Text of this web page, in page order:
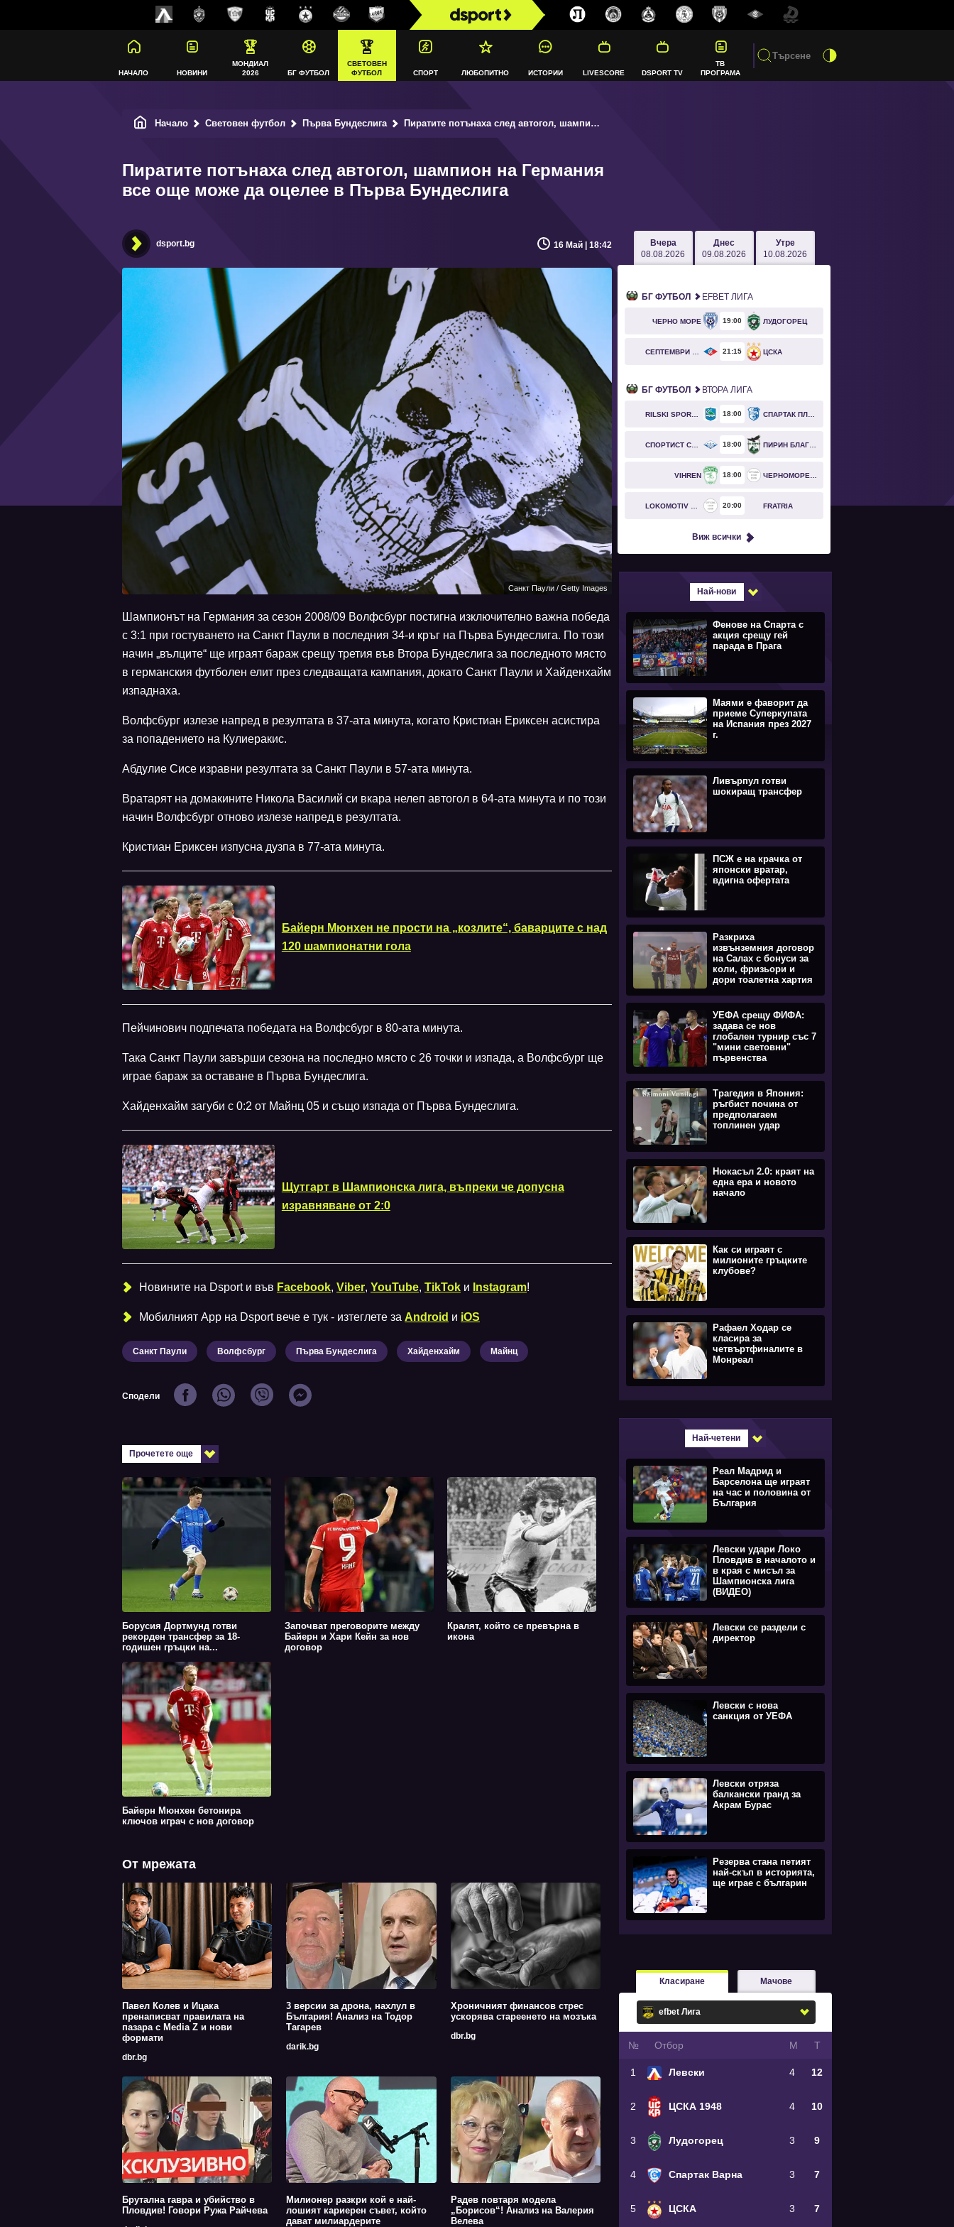
НАЧАЛО НОВИНИ
МОНДИАЛ
2026
БГ ФУТБОЛ
СВЕТОВЕН
ФУТБОЛ
СПОРТ ЛЮБОПИТНО ИСТОРИИ LIVESCORE DSPORT TV
ТВ
ПРОГРАМА
Начало Световен футбол Първа Бундеслига Пиратите потънаха след автогол, шампион на Германия все още може да оцелее в Първа Бундеслига
Пиратите потънаха след автогол, шампион на Германия
все още може да оцелее в Първа Бундеслига
dsport.bg 16 Май | 18:42
Санкт Паули / Getty Images
Шампионът на Германия за сезон 2008/09 Волфсбург постигна изключително важна победа
с 3:1 при гостуването на Санкт Паули в последния 34-и кръг на Първа Бундеслига. По този
начин „вълците“ ще играят бараж срещу третия във Втора Бундеслига за последното място
в германския футболен елит през следващата кампания, докато Санкт Паули и Хайденхайм
изпаднаха.
Волфсбург излезе напред в резултата в 37-ата минута, когато Кристиан Ериксен асистира
за попадението на Кулиеракис.
Абдулие Сисе изравни резултата за Санкт Паули в 57-ата минута.
Вратарят на домакините Никола Василий си вкара нелеп автогол в 64-ата минута и по този
начин Волфсбург отново излезе напред в резултата.
Кристиан Ериксен изпусна дузпа в 77-ата минута.
Байерн Мюнхен не прости на „козлите“, баварците с над
120 шампионатни гола
Пейчинович подпечата победата на Волфсбург в 80-ата минута.
Така Санкт Паули завърши сезона на последно място с 26 точки и изпада, а Волфсбург ще
играе бараж за оставане в Първа Бундеслига.
Хайденхайм загуби с 0:2 от Майнц 05 и също изпада от Първа Бундеслига.
Щутгарт в Шампионска лига, въпреки че допусна
изравняване от 2:0
Новините на Dsport и във Facebook, Viber, YouTube, TikTok и Instagram!
Мобилният Аpp на Dsport вече е тук - изтеглете за Android и iOS
Санкт Паули Волфсбург Първа Бундеслига Хайденхайм Майнц
Сподели
Прочетете още
Борусия Дортмунд готви
рекорден трансфер за 18-
годишен гръцки на...
Започват преговорите между
Байерн и Хари Кейн за нов
договор
Кралят, който се превърна в
икона
Байерн Мюнхен бетонира
ключов играч с нов договор
От мрежата
Павел Колев и Ицака
пренаписват правилата на
пазара с Media Z и нови
формати
dbr.bg
3 версии за дрона, нахлул в
България! Анализ на Тодор
Тагарев
darik.bg
Хроничният финансов стрес
ускорява стареенето на мозъка
dbr.bg
Брутална гавра и убийство в
Пловдив! Говори Ружа Райчева
Милионер разкри кой е най-
лошият кариерен съвет, който
дават милиардерите
Радев повтаря модела
„Борисов“! Анализ на Валерия
Велева
Вчера
08.08.2026
Днес
09.08.2026
Утре
10.08.2026
БГ ФУТБОЛ EFBET ЛИГА
ЧЕРНО МОРЕ 19 00 ЛУДОГОРЕЦ
21 15 ЦСКА
БГ ФУТБОЛ ВТОРА ЛИГА
18 00
18 00
VIHREN 18 00
20 00 FRATRIA
Виж всички
Най-нови
Фенове на Спарта с
акция срещу гей
парада в Прага
Маями е фаворит да
приеме Суперкупата
на Испания през 2027
г.
Ливърпул готви
шокиращ трансфер
ПСЖ е на крачка от
японски вратар,
вдигна офертата
Разкриха
извънземния договор
на Салах с бонуси за
коли, фризьори и
дори тоалетна хартия
УЕФА срещу ФИФА:
задава се нов
глобален турнир със 7
"мини световни"
първенства
Трагедия в Япония:
ръгбист почина от
предполагаем
топлинен удар
Нюкасъл 2.0: краят на
една ера и новото
начало
Как си играят с
милионите гръцките
клубове?
Рафаел Ходар се
класира за
четвъртфиналите в
Монреал
Най-четени
Реал Мадрид и
Барселона ще играят
на час и половина от
България
Левски удари Локо
Пловдив в началото и
в края с мисъл за
Шампионска лига
(ВИДЕО)
Левски се раздели с
директор
Левски с нова
санкция от УЕФА
Левски отряза
балкански гранд за
Акрам Бурас
Резерва стана петият
най-скъп в историята,
ще играе с българин
Класиране Мачове
№ Oтбор М Т
1 Левски 4 12
2 ЦСКА 1948 4 10
3 Лудогорец 3 9
4 Спартак Варна 3 7
5 ЦСКА 3 7